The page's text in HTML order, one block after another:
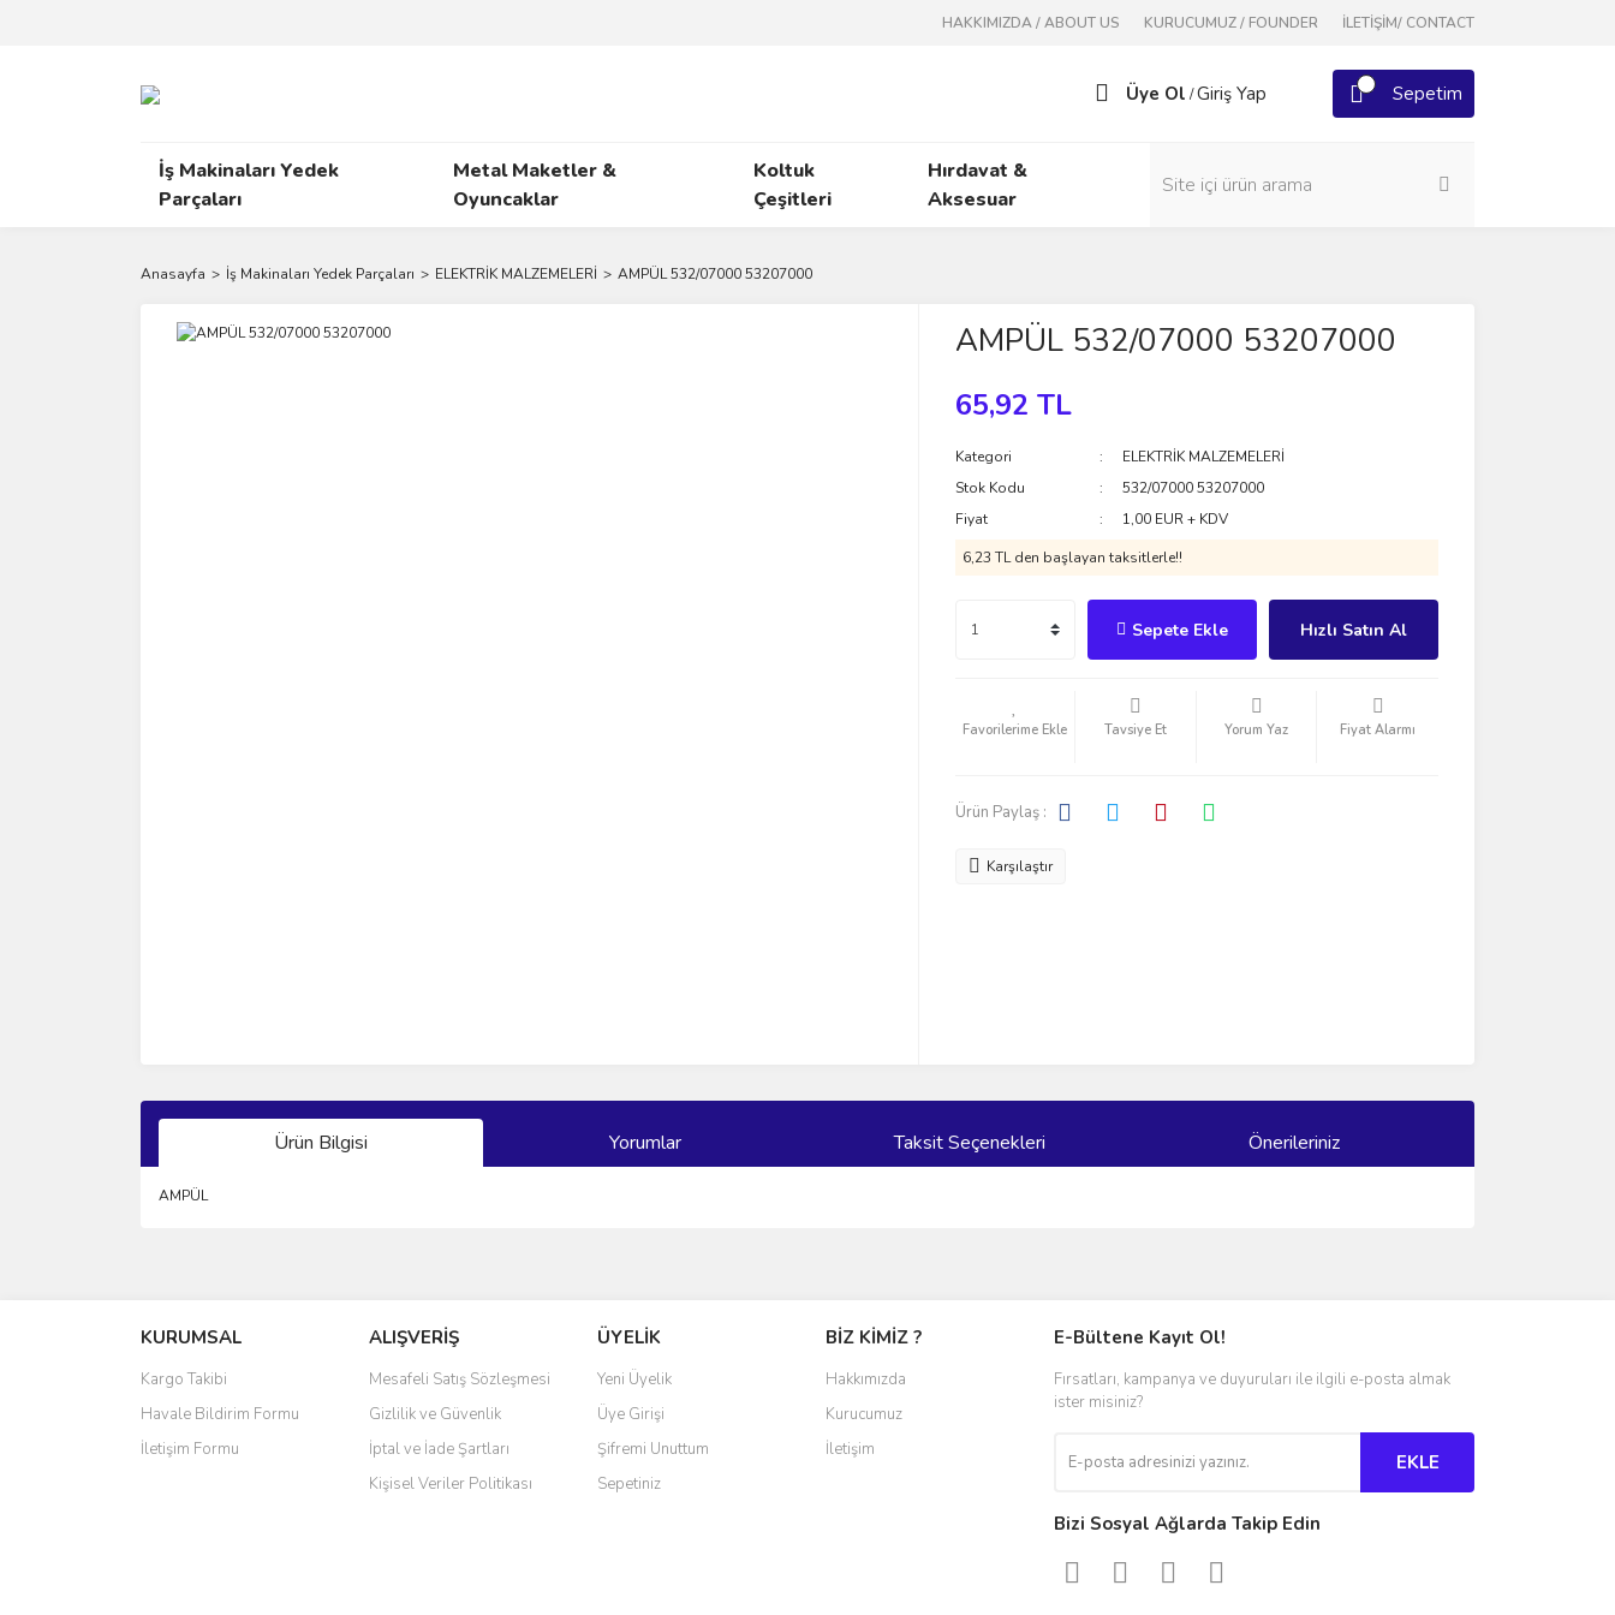
HAKKIMIZDA / ABOUT US KURUCUMUZ / FOUNDER İLETİŞİM/ CONTACT
Üye Ol /Giriş Yap Sepetim
İş Makinaları Yedek
Parçaları
Metal Maketler &
Oyuncaklar
Koltuk
Çeşitleri
Hırdavat &
Aksesuar
Anasayfa İş Makinaları Yedek Parçaları ELEKTRİK MALZEMELERİ AMPÜL 532/07000 53207000
AMPÜL 532/07000 53207000
65,92 TL
Kategori
ELEKTRİK MALZEMELERİ
Stok Kodu
532/07000 53207000
Fiyat
1,00 EUR + KDV
6,23 TL den başlayan taksitlerle!!
Sepete Ekle Hızlı Satın Al
Tavsiye Et Yorum Yaz Fiyat Alarmı
Ürün Paylaş :
Karşılaştır
Ürün Bilgisi Yorumlar Taksit Seçenekleri Önerileriniz
AMPÜL
Ürün resmi kalitesiz, bozuk veya görüntülenemiyor.
Ürün açıklamasında eksik bilgiler bulunuyor.
Ürün bilgilerinde hatalar bulunuyor.
Ürün fiyatı diğer sitelerden daha pahalı.
Bu ürüne benzer farklı alternatifler olmalı.
KURUMSAL
Kargo Takibi
Havale Bildirim Formu
İletişim Formu
ALIŞVERİŞ
Mesafeli Satış Sözleşmesi
Gizlilik ve Güvenlik
İptal ve İade Şartları
Kişisel Veriler Politikası
ÜYELİK
Yeni Üyelik
Üye Girişi
Şifremi Unuttum
Sepetiniz
BİZ KİMİZ ?
Hakkımızda
Kurucumuz
İletişim
E-Bültene Kayıt Ol!
Fırsatları, kampanya ve duyuruları ile ilgili e-posta almak
ister misiniz?
EKLE
Bizi Sosyal Ağlarda Takip Edin